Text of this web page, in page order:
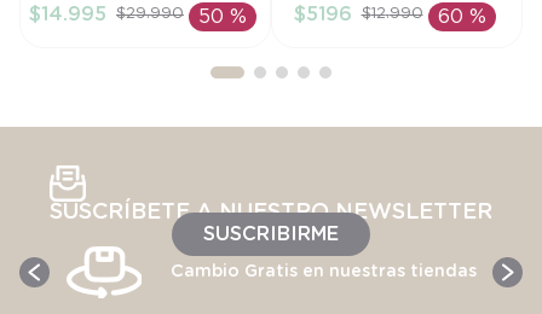
AÑADIR AL
$14.995 $29.990 50 %
AÑADIR AL
$5196 $12.990 60 %
SUSCRÍBETE A NUESTRO NEWSLETTER
SUSCRIBIRME
Cambio Gratis en nuestras tiendas